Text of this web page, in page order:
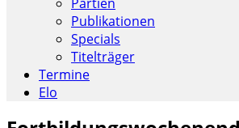
Publikationen
Specials
Titelträger
Termine
Elo